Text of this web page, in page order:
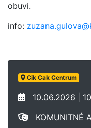
obuvi.
info:
Cik Cak Centrum
10.06.2026 |
KOMUNITNÉ